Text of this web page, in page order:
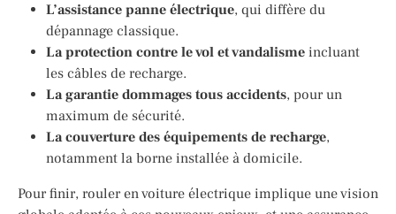
L’assistance panne électrique, qui diffère du
dépannage classique.
La protection contre le vol et vandalisme incluant
les câbles de recharge.
La garantie dommages tous accidents, pour un
maximum de sécurité.
La couverture des équipements de recharge,
notamment la borne installée à domicile.
Pour finir, rouler en voiture électrique implique une vision